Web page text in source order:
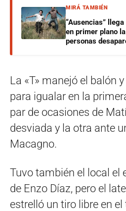
MIRÁ TAMBIÉN
“Ausencias”
en primer plano
personas
La «T» manejó el balón
para igualar en la
par de ocasiones de
desviada y la otra ante
Macagno.
Tuvo también el local el
de Enzo Díaz, pero el
estrelló un tiro libre en el